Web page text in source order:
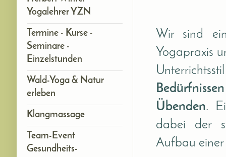
Yogalehrer YZN
Termine - Kurse -
Seminare -
Einzelstunden
Wald-Yoga & Natur
erleben
Klangmassage
Team-Event
Gesundheits-
Wir sind
Yogapraxis
Übenden.
dabei der
Aufbau einer